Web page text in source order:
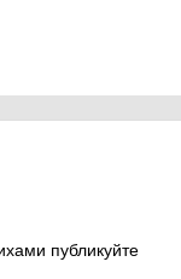
публикуйте